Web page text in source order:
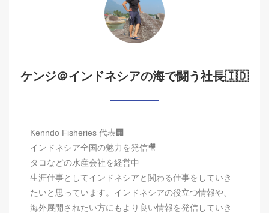
ケンジ＠インドネシアの海で闘う社長🇮🇩
Kenndo Fisheries 代表🏢
インドネシア全国の魅力を発信🎥
タコなどの水産会社を経営中
生涯仕事としてインドネシアと関わる仕事をしていき
たいと思っています。インドネシアの役立つ情報や、
海外展開されたい方にもより良い情報を発信していき